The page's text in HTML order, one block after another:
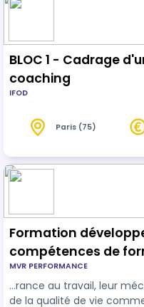
BLOC 1 - Cadrage
coaching
IFOD
Paris (75)
Formation
compétences de
situations de
émotionnelle
MVR PERFORMANCE
…rance au travail, leur
de la qualité de vie comme le